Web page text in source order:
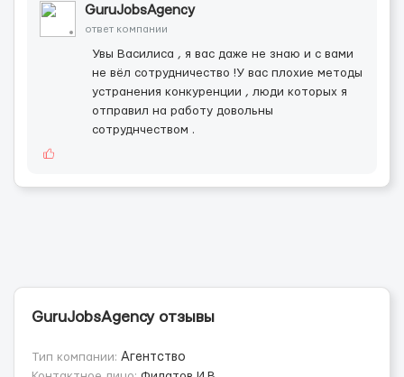
GuruJobsAgency
ответ компании
Увы Василиса , я вас даже не знаю и с вами
не вёл сотрудничество !У вас плохие методы
устранения конкуренции , люди которых я
отправил на работу довольны
сотруднчеством .
GuruJobsAgency отзывы
Тип компании: Агентство